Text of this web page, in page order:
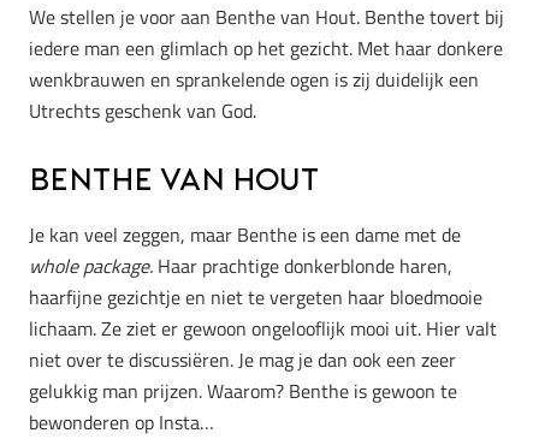
We stellen je voor aan Benthe van Hout. Benthe tovert bij
iedere man een glimlach op het gezicht. Met haar donkere
wenkbrauwen en sprankelende ogen is zij duidelijk een
Utrechts geschenk van God.
Benthe van Hout
Je kan veel zeggen, maar Benthe is een dame met de
whole package. Haar prachtige donkerblonde haren,
haarfijne gezichtje en niet te vergeten haar bloedmooie
lichaam. Ze ziet er gewoon ongelooflijk mooi uit. Hier valt
niet over te discussiëren. Je mag je dan ook een zeer
gelukkig man prijzen. Waarom? Benthe is gewoon te
bewonderen op Insta…